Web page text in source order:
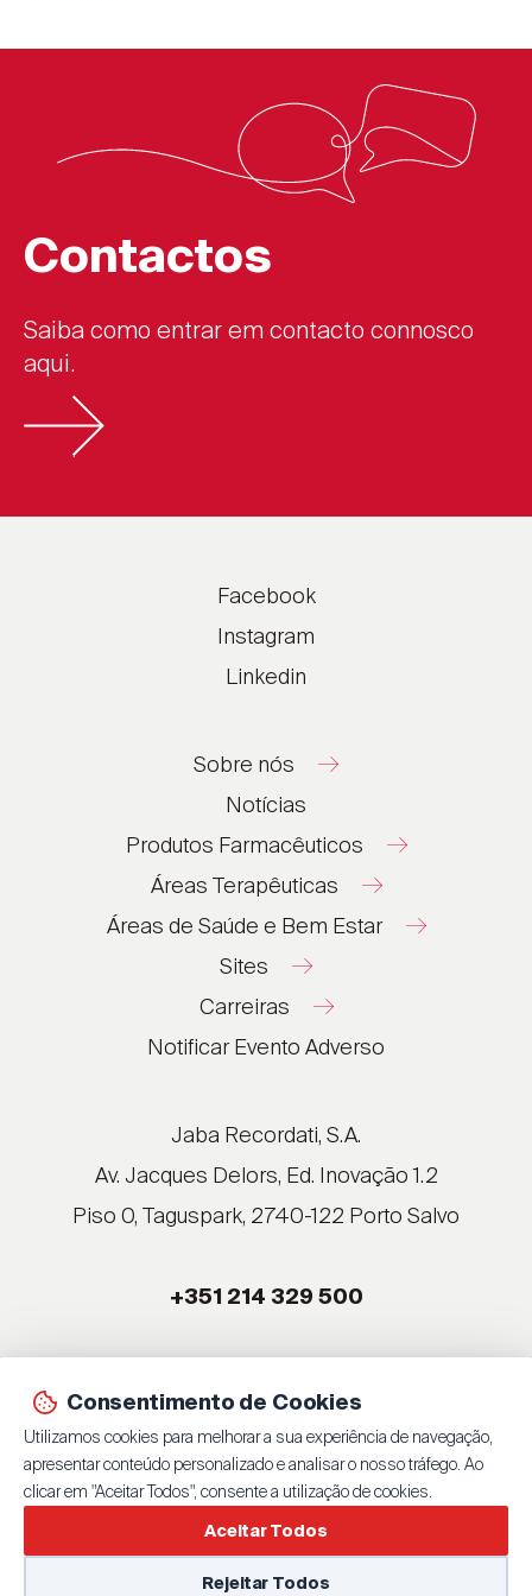
Contactos
Saiba como entrar em contacto connosco
aqui.
Facebook
Instagram
Linkedin
Sobre nós
Notícias
Produtos Farmacêuticos
Áreas Terapêuticas
Áreas de Saúde e Bem Estar
Sites
®
®
®
®
Carreiras
Notificar Evento Adverso
Jaba Recordati, S.A.
Av. Jacques Delors, Ed. Inovação 1.2
Piso 0, Taguspark, 2740-122 Porto Salvo
+351 214 329 500
© 2026 Jaba Recordati, S.A.
Bybluesoft.pt| 100% GET ON
Política de Privacidade
Consentimento de Cookies
Utilizamos cookies para melhorar a sua experiência de navegação,
apresentar conteúdo personalizado e analisar o nosso tráfego. Ao
clicar em "Aceitar Todos", consente a utilização de cookies.
Rejeitar Todos
Aceitar Todos